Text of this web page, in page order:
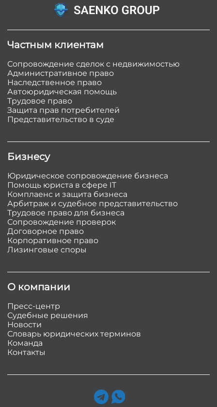
Частным клиентам
Сопровождение сделок с недвижимостью
Административное право
Наследственное право
Автоюридическая помощь
Трудовое право
Защита прав потребителей
Представительство в суде
Бизнесу
Юридическое сопровождение бизнеса
Помощь юриста в сфере IT
Комплаенс и защита бизнеса
Арбитраж и судебное представительство
Трудовое право для бизнеса
Сопровождение проверок
Договорное право
Корпоративное право
Лизинговые споры
О компании
Пресс-центр
Судебные решения
Новости
Словарь юридических терминов
Команда
Контакты